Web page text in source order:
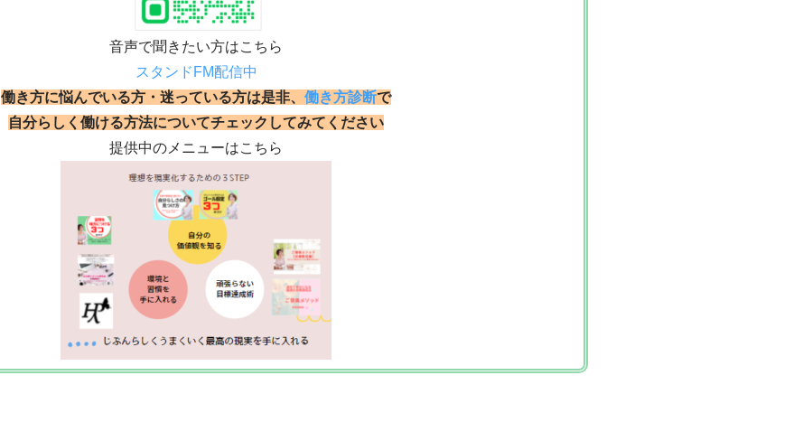
音声で聞きたい方はこちら
スタンドFM配信中
働き方に悩んでいる方・迷っている方は是非、 働き方診断で
自分らしく働ける方法についてチェックしてみてください
提供中のメニューはこちら